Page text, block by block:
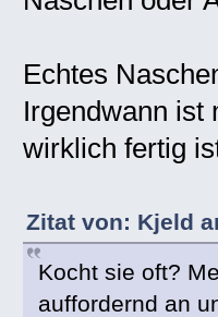
Echtes
Irgendwann ist
wirklich fertig
Zitat von: Kjeld
Kocht sie oft?
auffordernd an